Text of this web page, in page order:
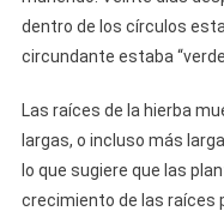
dentro de los círculos
circundante estaba “verde
Las raíces de la hierba
largas, o incluso más
lo que sugiere que las
crecimiento de las raíces